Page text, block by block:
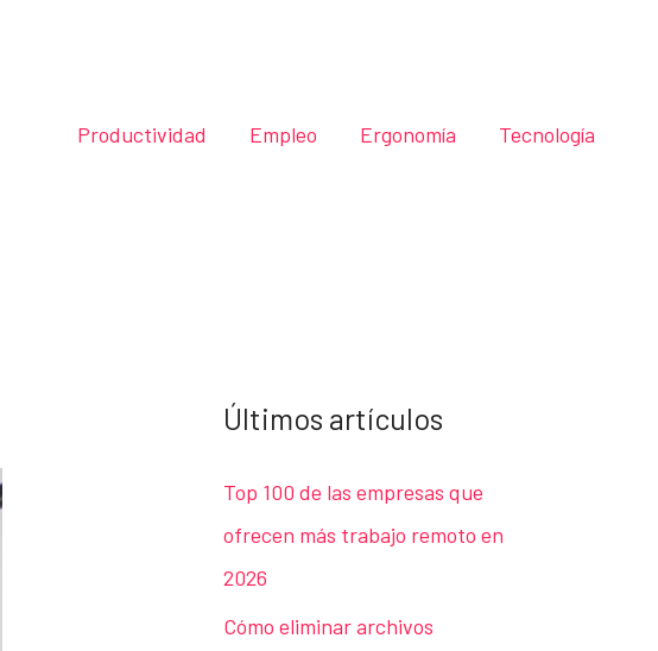
Productividad Empleo Ergonomía Tecnología
Últimos artículos
Top 100 de las empresas que
ofrecen más trabajo remoto en
2026
Cómo eliminar archivos